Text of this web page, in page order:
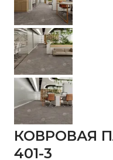
КОВРОВАЯ
401-3